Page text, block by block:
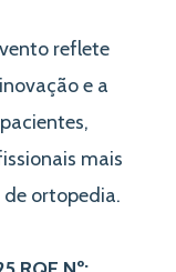
reflete
e a
mais
ortopedia.